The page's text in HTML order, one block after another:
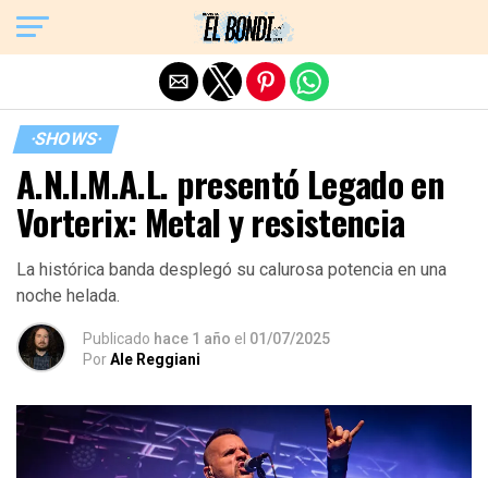
·SHOWS·
A.N.I.M.A.L. presentó Legado en
Vorterix: Metal y resistencia
La histórica banda desplegó su calurosa potencia en una
noche helada.
Publicado hace 1 año el 01/07/2025
PorAle Reggiani
Exit mobile version